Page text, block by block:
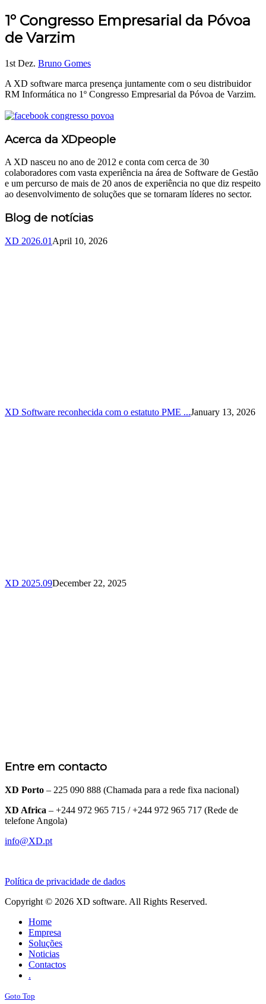
1º Congresso Empresarial da Póvoa
de Varzim
1st Dez. Bruno Gomes
A XD software marca presença juntamente com o seu distribuidor
RM Informática no 1º Congresso Empresarial da Póvoa de Varzim.
Acerca da XDpeople
A XD nasceu no ano de 2012 e conta com cerca de 30
colaboradores com vasta experiência na área de Software de Gestão
e um percurso de mais de 20 anos de experiência no que diz respeito
ao desenvolvimento de soluções que se tornaram líderes no sector.
Blog de notícias
XD 2026.01 April 10, 2026
XD Software reconhecida com o estatuto PME ...January 13, 2026
XD 2025.09December 22, 2025
Entre em contacto
XD Porto – 225 090 888 (Chamada para a rede fixa nacional)
XD Africa – +244 972 965 715 / +244 972 965 717 (Rede de
telefone Angola)
info@XD.pt
Política de privacidade de dados
Copyright © 2026 XD software. All Rights Reserved.
Home
Empresa
Soluções
Noticias
Contactos
.
Goto Top